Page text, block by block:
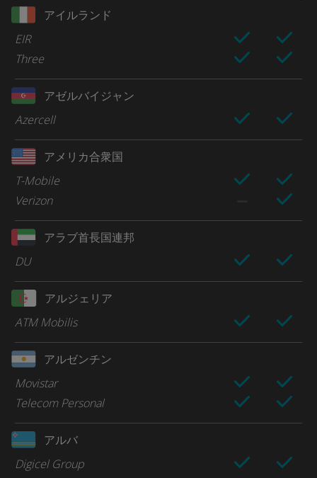
アイルランド
EIR
Three
アゼルバイジャン
Azercell
アメリカ合衆国
T-Mobile
Verizon
アラブ首長国連邦
DU
アルジェリア
ATM Mobilis
アルゼンチン
Movistar
Telecom Personal
アルバ
Digicel Group